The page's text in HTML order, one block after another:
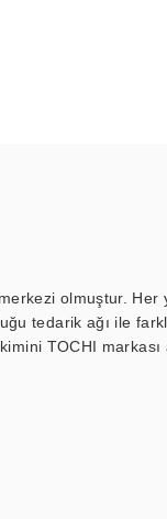
olmuştur. Her
tedarik ağı ile
TOCHI markası